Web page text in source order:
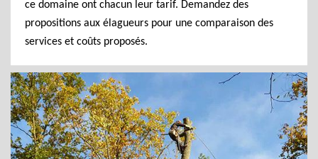
ce domaine ont chacun leur tarif. Demandez des
propositions aux élagueurs pour une comparaison des
services et coûts proposés.